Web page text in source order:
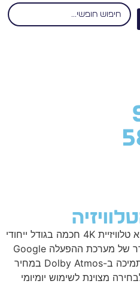
ה-Skyworth 58SUE9350F היא טלוויזיית 4K חכמה בגודל ייחודי
של 58 אינץ', המציעה שילוב נהדר של מערכת ההפעלה Google
TV, עיצוב נטול מסגרת מודרני ותמיכה ב-Dolby Atmos במחיר
מצוינת לשימוש יומיומי